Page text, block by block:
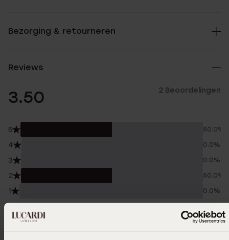
Bezorging & retourneren
Reviews
3.50 2 Beoordelingen
5 50.0%
4 0.0%
3 0.0%
2 50.0%
1 0.0%
Verzameld onder de
van